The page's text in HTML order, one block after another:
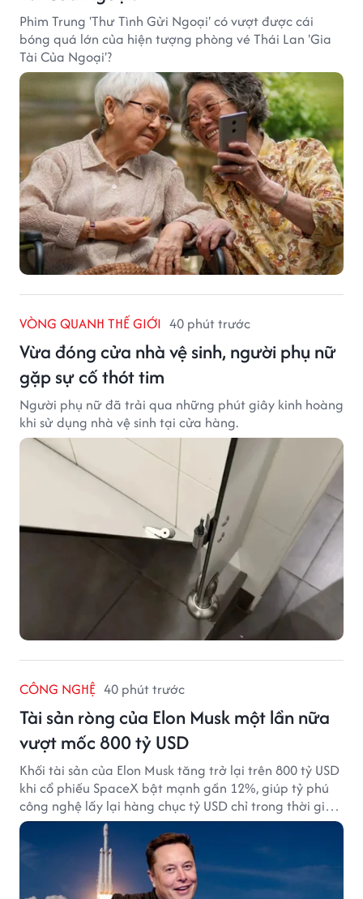
Phim Trung 'Thư Tình Gửi Ngoại' có vượt được cái
bóng quá lớn của hiện tượng phòng vé Thái Lan 'Gia
Tài Của Ngoại'?
VÒNG QUANH THẾ GIỚI 40 phút trước
Vừa đóng cửa nhà vệ sinh, người phụ nữ
gặp sự cố thót tim
Người phụ nữ đã trải qua những phút giây kinh hoàng
khi sử dụng nhà vệ sinh tại cửa hàng.
CÔNG NGHỆ 40 phút trước
Tài sản ròng của Elon Musk một lần nữa
vượt mốc 800 tỷ USD
Khối tài sản của Elon Musk tăng trở lại trên 800 tỷ USD
khi cổ phiếu SpaceX bật mạnh gần 12%, giúp tỷ phú
công nghệ lấy lại hàng chục tỷ USD chỉ trong thời gian
ngắn.